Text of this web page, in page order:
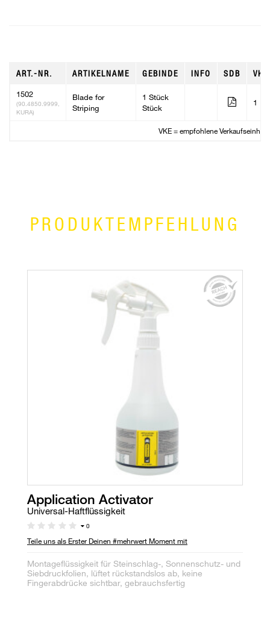
ART.-NR. ARTIKELNAME GEBINDE INFO SDB VKE
1502
(90.4850.9999,
KURA)
Blade for
Striping
1 Stück
Stück
1
VKE = empfohlene Verkaufseinheit
PRODUKTEMPFEHLUNG
Application Activator
Universal-Haftflüssigkeit
0
Teile uns als Erster Deinen #mehrwert Moment mit
Montageflüssigkeit für Steinschlag-, Sonnenschutz- und
Siebdruckfolien, lüftet rückstandslos ab, keine
Fingerabdrücke sichtbar, gebrauchsfertig